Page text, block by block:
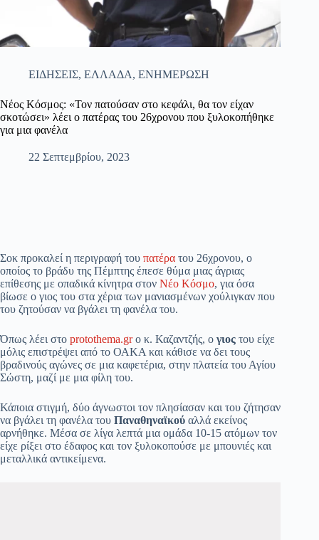
ΕΙΔΗΣΕΙΣ, ΕΛΛΑΔΑ, ΕΝΗΜΕΡΩΣΗ
Νέος Κόσμος: «Τον πατούσαν στο κεφάλι, θα τον είχαν
σκοτώσει» λέει ο πατέρας του 26χρονου που ξυλοκοπήθηκε
για μια φανέλα
22 Σεπτεμβρίου, 2023
Σοκ προκαλεί η περιγραφή του πατέρα του 26χρονου, ο
οποίος το βράδυ της Πέμπτης έπεσε θύμα μιας άγριας
επίθεσης με οπαδικά κίνητρα στον Νέο Κόσμο, για όσα
βίωσε ο γιος του στα χέρια των μανιασμένων χούλιγκαν που
του ζητούσαν να βγάλει τη φανέλα του.
Όπως λέει στο protothema.grο κ. Καζαντζής, ο γιος του είχε
μόλις επιστρέψει από το ΟΑΚΑ και κάθισε να δει τους
βραδινούς αγώνες σε μια καφετέρια, στην πλατεία του Αγίου
Σώστη, μαζί με μια φίλη του.
Κάποια στιγμή, δύο άγνωστοι τον πλησίασαν και του ζήτησαν
να βγάλει τη φανέλα του Παναθηναϊκού αλλά εκείνος
αρνήθηκε. Μέσα σε λίγα λεπτά μια ομάδα 10-15 ατόμων τον
είχε ρίξει στο έδαφος και τον ξυλοκοπούσε με μπουνιές και
μεταλλικά αντικείμενα.